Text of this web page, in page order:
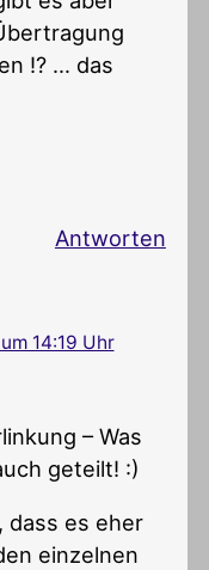
!? … das
Antworten
14:19 Uhr
– Was
geteilt! :)
dass es eher
einzelnen